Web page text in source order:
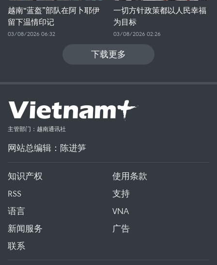
越南“蓝盔”部队在阿卜耶伊
留下温情印记
03/08/2026 06:32
一切方针政策都以人民幸福
为目标
03/08/2026 02:26
下载更多
主管部门：越南通讯社
网站总编辑：陈进笋
知识产权
使用条款
RSS
支持
语言
VNA
新闻服务
广告
联系